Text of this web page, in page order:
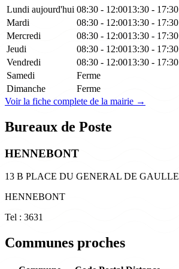
Lundi aujourd'hui 08:30 - 12:0013:30 - 17:30
Mardi
08:30 - 12:0013:30 - 17:30
Mercredi
08:30 - 12:0013:30 - 17:30
Jeudi
08:30 - 12:0013:30 - 17:30
Vendredi
08:30 - 12:0013:30 - 17:30
Samedi
Ferme
Dimanche
Ferme
Voir la fiche complete de la mairie →
Bureaux de Poste
HENNEBONT
13 B PLACE DU GENERAL DE GAULLE
HENNEBONT
Tel : 3631
Communes proches